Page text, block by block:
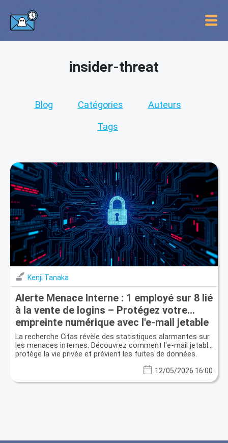
insider-threat
Blog Catégories Auteurs
Tags
Kenji Tanaka
Alerte Menace Interne : 1 employé sur 8 lié
à la vente de logins – Protégez votre
empreinte numérique avec l'e-mail jetable
La recherche Cifas révèle des statistiques alarmantes sur
les menaces internes. Découvrez comment l'e-mail jetable
protège la vie privée et prévient les fuites de données.
12/05/2026 16:00